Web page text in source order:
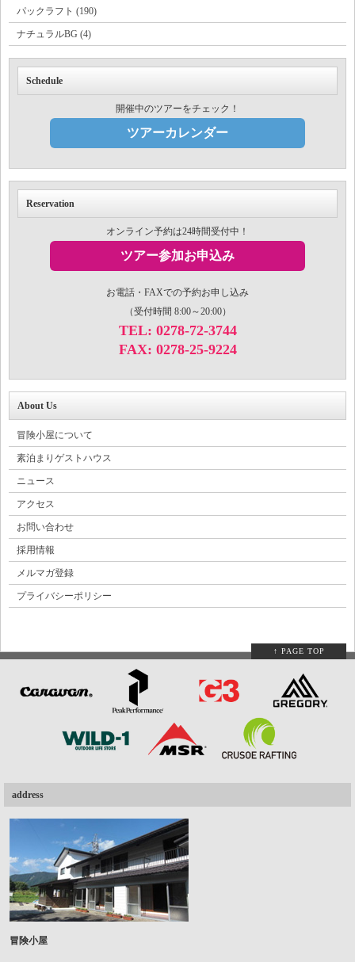
パックラフト (190)
ナチュラルBG (4)
Schedule
開催中のツアーをチェック！
ツアーカレンダー
Reservation
オンライン予約は24時間受付中！
ツアー参加お申込み
お電話・FAXでの予約お申し込み
（受付時間 8:00～20:00）
TEL: 0278-72-3744
FAX: 0278-25-9224
About Us
冒険小屋について
素泊まりゲストハウス
ニュース
アクセス
お問い合わせ
採用情報
メルマガ登録
プライバシーポリシー
↑ PAGE TOP
address
冒険小屋